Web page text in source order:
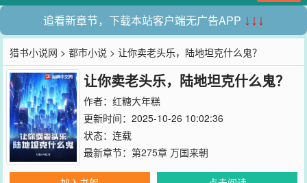
追看新章节，下载本站客户端无广告APP ↓↓↓
猎书小说网 >都市小说 > 让你卖老头乐，陆地坦克什么鬼？
让你卖老头乐，陆地坦克什么鬼？
作者： 红糖大年糕
更新时间：2025-10-26 10:02:36
状态：连载
最新章节： 第275章 万国来朝